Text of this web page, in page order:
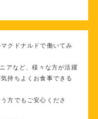
クドナルドで働いてみ
アなど、様々な方が活躍
持ちよくお食事できる
方でもご安心くださ